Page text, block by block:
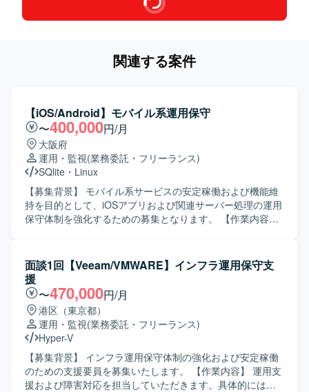
関連する案件
【iOS/Android】モバイル系運用保守
〜400,000円/月
大阪府
運用・監視(業務委託・フリーランス)
SQlite ・ Linux
【募集背景】 モバイル系サービスの安定稼働および機能維
持を目的として、iOSアプリおよび関連サーバー処理の運用
保守体制を強化するための募集となります。 【作業内容】
などの顧客対応、開発ベンダーへの各種調整依頼、アプリ
および関連システムのリリース作業などを担当していただ
きます。状況に応じて夜間・休日のリリース作業が発生す
る場合もございます。また、保守・修繕作業の状況に応じ
て、別システムに関する作業をお願いする可能性もござい
ます。 【求める人物像】 コミュニケーションを取りながら
円滑に調整業務を進めていただける方を求めています。モ
バイルアプリやサーバー処理の運用保守に主体的に取り組
み、状況変化にも柔軟に対応いただける方ですと望ましい
です。 【ポジションの魅力】 モバイルアプリとサーバー処
面談1回【Veeam/VMWARE】インフラ運用保守支
援
〜470,000円/月
港区（東京都）
運用・監視(業務委託・フリーランス)
Hyper-V
【募集背景】 インフラ運用保守体制の強化および安定稼働
のための支援要員を募集いたします。 【作業内容】 運用支
援および障害対応を担当していただきます。具体的には、